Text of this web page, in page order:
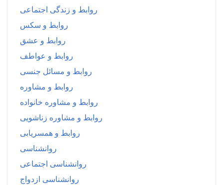
روابط و زندگی اجتماعی
روابط و سکس
روابط و عشق
روابط و عواطف
روابط و مسائل جنسی
روابط و مشاوره
روابط و مشاوره خانواده
روابط و مشاوره زناشویی
روابط و همسریابی
روانشناسی
روانشناسی اجتماعی
روانشناسی ازدواج